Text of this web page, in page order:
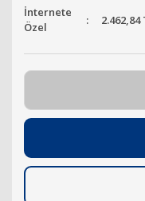
İnternete
Özel